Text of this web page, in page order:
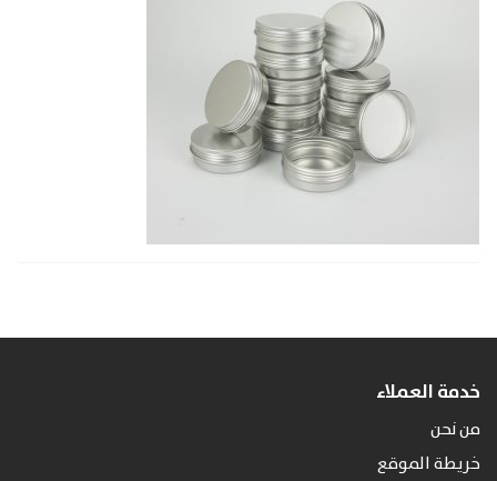
خدمة العملاء
من نحن
خريطة الموقع